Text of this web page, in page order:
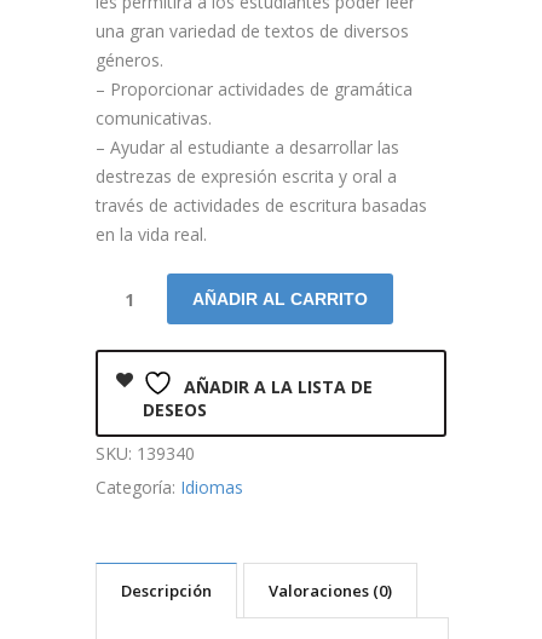
una gran variedad de textos de diversos
géneros.
– Proporcionar actividades de gramática
comunicativas.
– Ayudar al estudiante a desarrollar las
destrezas de expresión escrita y oral a
través de actividades de escritura basadas
en la vida real.
AÑADIR AL CARRITO
AÑADIR A LA LISTA DE
DESEOS
SKU: 139340
Categoría: Idiomas
Descripción Valoraciones (0)